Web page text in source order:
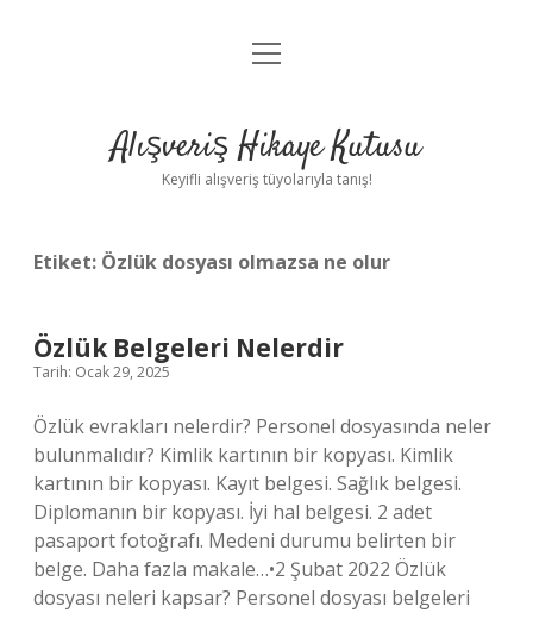
Anasayfa
Yasal Uyarı
menüyü
Alışveriş Hikaye Kutusu
Keyifli alışveriş tüyolarıyla tanış!
Etiket: Özlük dosyası olmazsa ne olur
Özlük Belgeleri Nelerdir
Tarih: Ocak 29, 2025
Özlük evrakları nelerdir? Personel dosyasında neler
bulunmalıdır? Kimlik kartının bir kopyası. Kimlik
kartının bir kopyası. Kayıt belgesi. Sağlık belgesi.
Diplomanın bir kopyası. İyi hal belgesi. 2 adet
pasaport fotoğrafı. Medeni durumu belirten bir
belge. Daha fazla makale…•2 Şubat 2022 Özlük
dosyası neleri kapsar? Personel dosyası belgeleri